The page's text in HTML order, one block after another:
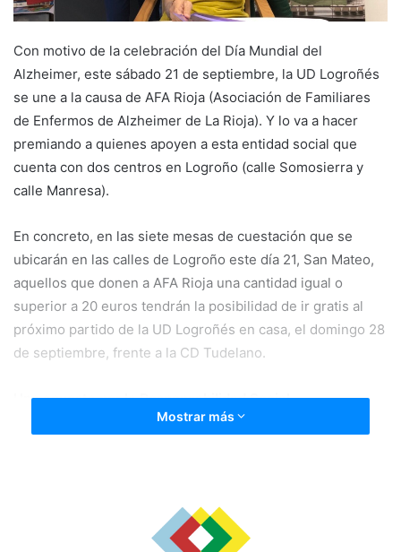
Con motivo de la celebración del Día Mundial del
Alzheimer, este sábado 21 de septiembre, la UD Logroñés
se une a la causa de AFA Rioja (Asociación de Familiares
de Enfermos de Alzheimer de La Rioja). Y lo va a hacer
premiando a quienes apoyen a esta entidad social que
cuenta con dos centros en Logroño (calle Somosierra y
calle Manresa).
En concreto, en las siete mesas de cuestación que se
ubicarán en las calles de Logroño este día 21, San Mateo,
aquellos que donen a AFA Rioja una cantidad igual o
superior a 20 euros tendrán la posibilidad de ir gratis al
próximo partido de la UD Logroñés en casa, el domingo 28
de septiembre, frente a la CD Tudelano.
Una apuesta por la Responsabilidad Social
«Dentro del concepto de Responsabilidad Social
concienciar a la sociedad logroñesa. Queremos estar muy
de parte de todo este tipo de asociaciones», subraya
Mostrar más